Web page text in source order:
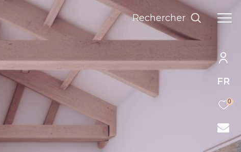
FR
0
rechercher